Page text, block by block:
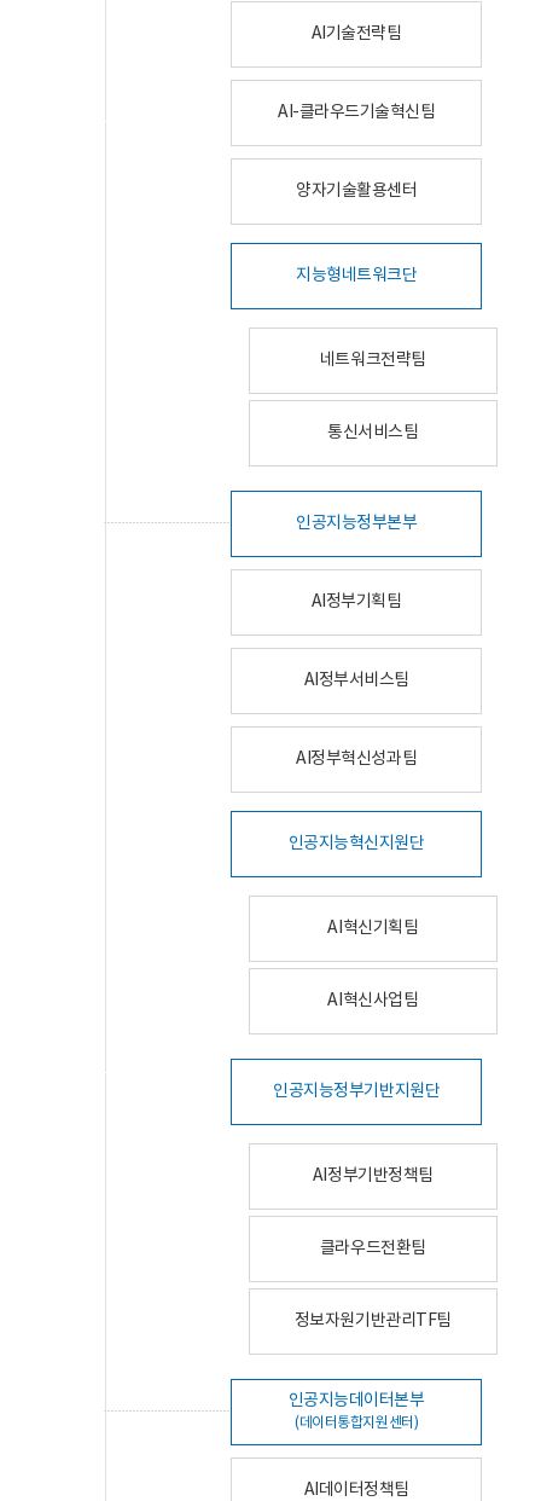
AI기술전략팀
AI-클라우드기술혁신팀
양자기술활용센터
지능형네트워크단
네트워크전략팀
통신서비스팀
인공지능정부본부
AI정부기획팀
AI정부서비스팀
AI정부혁신성과팀
인공지능혁신지원단
AI혁신기획팀
AI혁신사업팀
인공지능정부기반지원단
AI정부기반정책팀
클라우드전환팀
정보자원기반관리TF팀
인공지능데이터본부
(데이터통합지원센터)
AI데이터정책팀